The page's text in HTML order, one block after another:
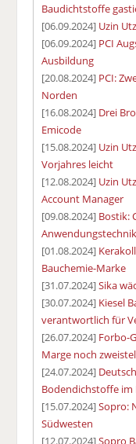
Baudichtstoffe
[06.09.2024] Uzin
[06.09.2024] PCI
Ausbildung
[20.08.2024] PCI:
Norden
[16.08.2024] Drei
Emicode
[15.08.2024] Uzin
Vorjahres leicht
[12.08.2024] Uzin
Account Manager
[09.08.2024] Bostik:
[01.08.2024]
Bauchemie-Marke
[31.07.2024]Sika
[30.07.2024] Kiesel
verantwortlich für
[26.07.2024] Forbo-
Marge noch
[24.07.2024]
Bodendichstoffe im
[15.07.2024]Sopro:
Südwesten
[12.07.2024]Sopro